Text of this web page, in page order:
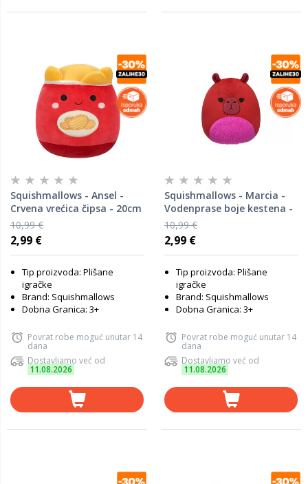
Squishmallows - Ansel -
Crvena vrećica čipsa - 20cm
10,99 €
2,99 €
Tip proizvoda: Plišane
igračke
Brand: Squishmallows
Dobna Granica: 3+
Povrat robe moguć unutar 14
dana
Dostavljamo već od
11.08.2026
Squishmallows - Marcia -
Vodenprase boje kestena -
20cm
10,99 €
2,99 €
Tip proizvoda: Plišane
igračke
Brand: Squishmallows
Dobna Granica: 3+
Povrat robe moguć unutar 14
dana
Dostavljamo već od
11.08.2026